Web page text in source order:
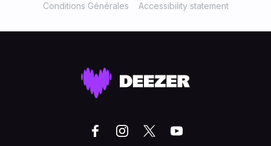
Conditions Générales Accessibility statement